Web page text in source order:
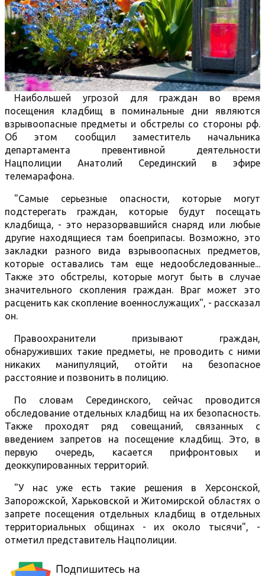
Наибольшей угрозой для граждан во время
посещения кладбищ в поминальные дни являются
взрывоопасные предметы и обстрелы со стороны рф.
Об этом сообщил заместитель начальника
департамента превентивной деятельности
Нацполиции Анатолий Серединский в эфире
телемарафона.
"Самые серьезные опасности, которые могут
подстерегать граждан, которые будут посещать
кладбища, - это неразорвавшийся снаряд или любые
другие находящиеся там боеприпасы. Возможно, это
закладки разного вида взрывоопасных предметов,
которые оставались там еще недообследованные...
Также это обстрелы, которые могут быть в случае
значительного скопления граждан. Враг может это
расценить как скопление военнослужащих", - рассказал
он.
Правоохранители призывают граждан,
обнаруживших такие предметы, не проводить с ними
никаких манипуляций, отойти на безопасное
расстояние и позвонить в полицию.
По словам Серединского, сейчас проводится
обследование отдельных кладбищ на их безопасность.
Также проходят ряд совещаний, связанных с
введением запретов на посещение кладбищ. Это, в
первую очередь, касается прифронтовых и
деоккупированных территорий.
"У нас уже есть такие решения в Херсонской,
Запорожской, Харьковской и Житомирской областях о
запрете посещения отдельных кладбищ в отдельных
территориальных общинах - их около тысячи", -
отметил представитель Нацполиции.